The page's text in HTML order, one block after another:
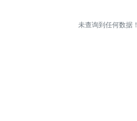
未查询到任何数据！